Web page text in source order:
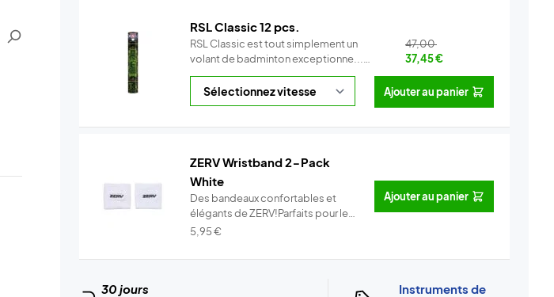
RSL Classic 12 pcs.
RSL Classic est tout simplement un
volant de badminton exceptionne...
Info
47,00
37,45€
Ajouter au panier
ZERV Wristband 2-Pack
White
Des bandeaux confortables et
élégants de ZERV!Parfaits pour le
t...
Info
5,95€
Ajouter au panier
30 jours
Instruments de